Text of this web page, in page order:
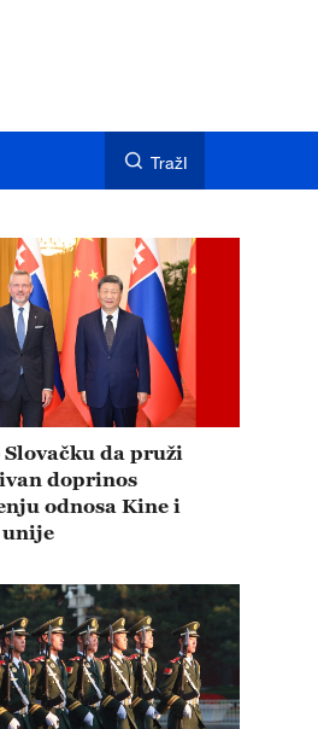
TražI
Slovačku da pruži
doprinos
odnosa Kine i
unije